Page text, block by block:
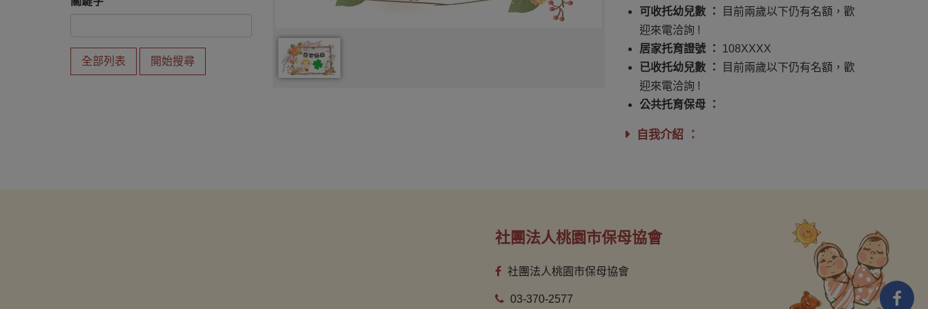
全部列表 開始搜尋
可收托幼兒數 ：
目前兩歲以下仍有名額，歡
迎來電洽詢 !
居家托育證號 ：
108XXXX
已收托幼兒數 ：
目前兩歲以下仍有名額，歡
迎來電洽詢 !
公共托育保母 ：
自我介紹 ：
社團法人桃園市保母協會
社團法人桃園市保母協會
03-370-2577